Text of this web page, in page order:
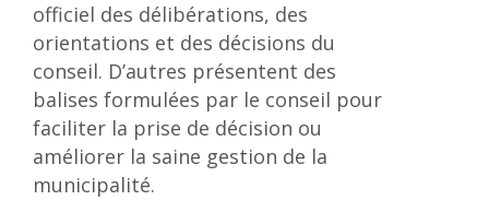
officiel des délibérations, des
orientations et des décisions du
conseil. D’autres présentent des
balises formulées par le conseil pour
faciliter la prise de décision ou
améliorer la saine gestion de la
municipalité.